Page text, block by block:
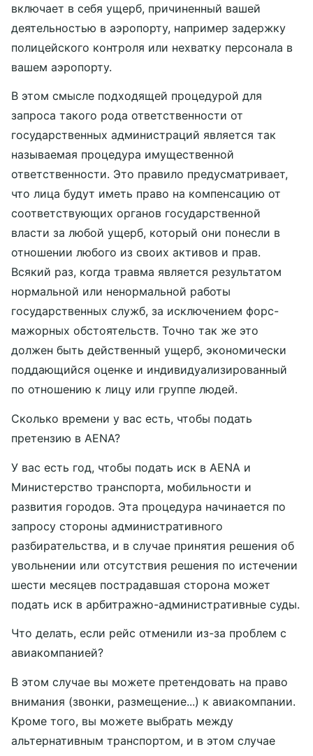
включает в себя ущерб, причиненный вашей
деятельностью в аэропорту, например задержку
полицейского контроля или нехватку персонала в
вашем аэропорту.
В этом смысле подходящей процедурой для
запроса такого рода ответственности от
государственных администраций является так
называемая процедура имущественной
ответственности. Это правило предусматривает,
что лица будут иметь право на компенсацию от
соответствующих органов государственной
власти за любой ущерб, который они понесли в
отношении любого из своих активов и прав.
Всякий раз, когда травма является результатом
нормальной или ненормальной работы
государственных служб, за исключением форс-
мажорных обстоятельств. Точно так же это
должен быть действенный ущерб, экономически
поддающийся оценке и индивидуализированный
по отношению к лицу или группе людей.
Сколько времени у вас есть, чтобы подать
претензию в AENA?
У вас есть год, чтобы подать иск в AENA и
Министерство транспорта, мобильности и
развития городов. Эта процедура начинается по
запросу стороны административного
разбирательства, и в случае принятия решения об
увольнении или отсутствия решения по истечении
шести месяцев пострадавшая сторона может
подать иск в арбитражно-административные суды.
Что делать, если рейс отменили из-за проблем с
авиакомпанией?
В этом случае вы можете претендовать на право
внимания (звонки, размещение...) к авиакомпании.
Кроме того, вы можете выбрать между
альтернативным транспортом, и в этом случае